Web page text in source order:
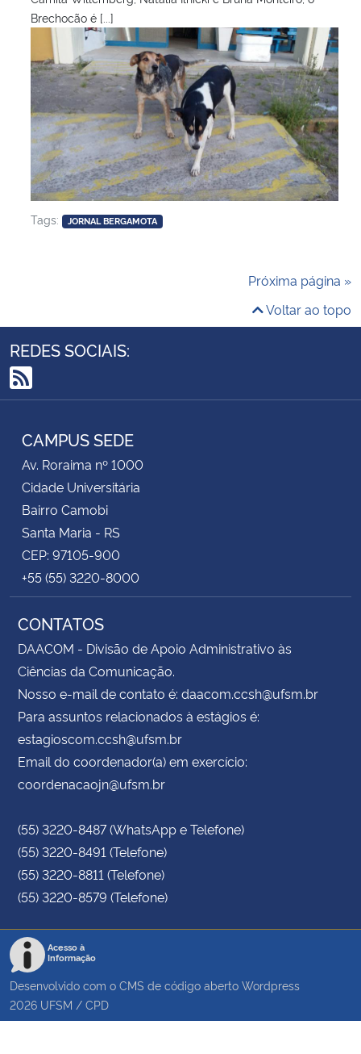
Brechocão é [...]
Tags: JORNAL BERGAMOTA
Próxima página »
Voltar ao topo
REDES SOCIAIS:
RSS
CAMPUS SEDE
Av. Roraima nº 1000
Cidade Universitária
Bairro Camobi
Santa Maria - RS
CEP: 97105-900
+55 (55) 3220-8000
CONTATOS
DAACOM - Divisão de Apoio Administrativo às
Ciências da Comunicação.
Nosso e-mail de contato é: daacom.ccsh@ufsm.br
Para assuntos relacionados à estágios é:
estagioscom.ccsh@ufsm.br
Email do coordenador(a) em exercício:
coordenacaojn@ufsm.br
(55) 3220-8487 (WhatsApp e Telefone)
(55) 3220-8491 (Telefone)
(55) 3220-8811 (Telefone)
(55) 3220-8579 (Telefone)
Acesso à
Informação
Desenvolvido com o CMS de código aberto Wordpress
2026 UFSM / CPD